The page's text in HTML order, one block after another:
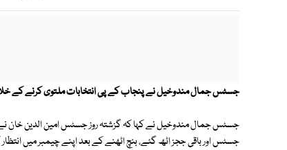
جسٹس جمال مندوخیل نے پنجاب کے پی انتخابات ملتوی کرنے کے
جسٹس جمال مندوخیل نے کہا کہ گزشتہ روز جسٹس امین الدین خان
جسٹس اور باقی ججز اٹھ گئے، بنچ اٹھنے کے بعد اپنے چیمبر میں